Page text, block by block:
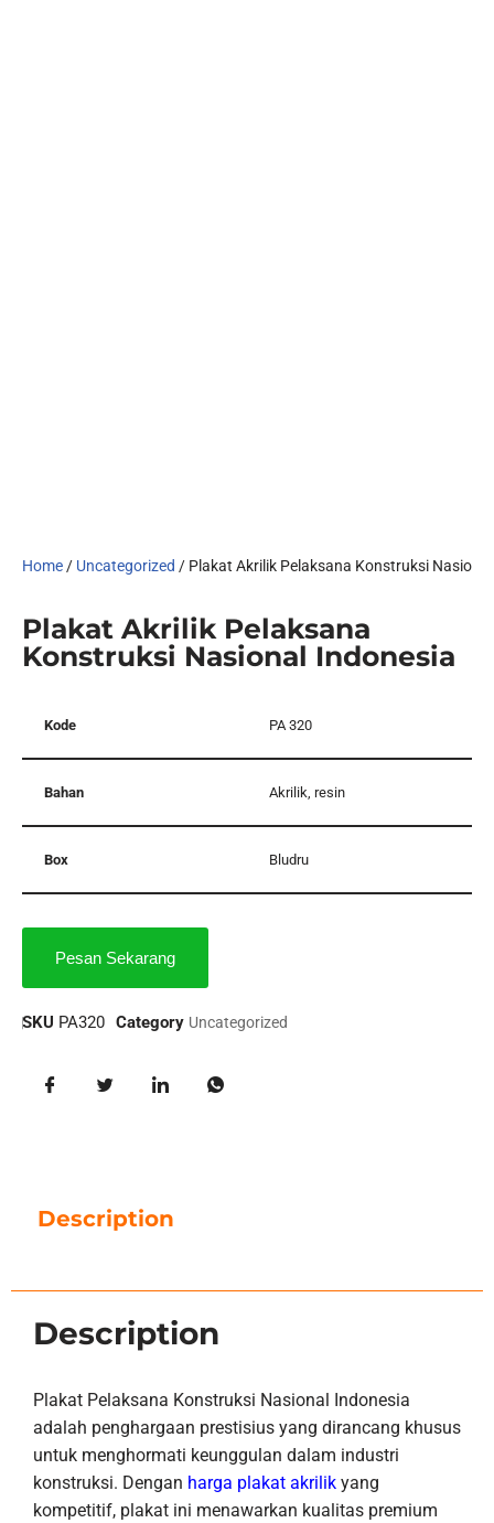
Home/ Uncategorized / Plakat Akrilik Pelaksana Konstruksi
Plakat Akrilik Pelaksana
Konstruksi Nasional Indonesia
Kode PA 320
Bahan Akrilik, resin
Box Bludru
Pesan Sekarang
SKU PA320 Category Uncategorized
Description
Description
Plakat Pelaksana Konstruksi Nasional Indonesia
adalah penghargaan prestisius yang dirancang khusus
untuk menghormati keunggulan dalam industri
konstruksi. Dengan harga plakat akrilik yang
kompetitif, plakat ini menawarkan kualitas premium